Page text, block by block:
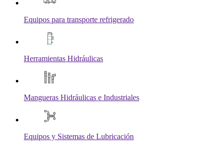
Equipos para transporte refrigerado
Herramientas Hidráulicas
Mangueras Hidráulicas e Industriales
Equipos y Sistemas de Lubricación